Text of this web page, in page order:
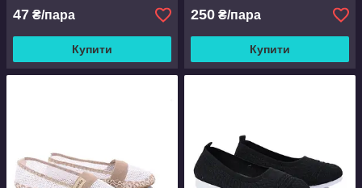
47 ₴/пара
Купити
250 ₴/пара
Купити